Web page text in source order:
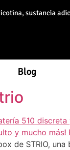
sustancia
Blog
de STRIO,